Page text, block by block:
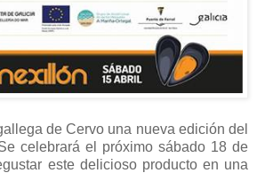
de Cervo una nueva edición del
celebrará el próximo sábado 18 de
este delicioso producto en una